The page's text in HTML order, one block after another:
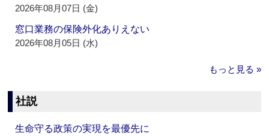
2026年08月07日 (金)
窓口業務の保険外化ありえない
2026年08月05日 (水)
もっと見る »
社説
生命守る政策の実現を最優先に